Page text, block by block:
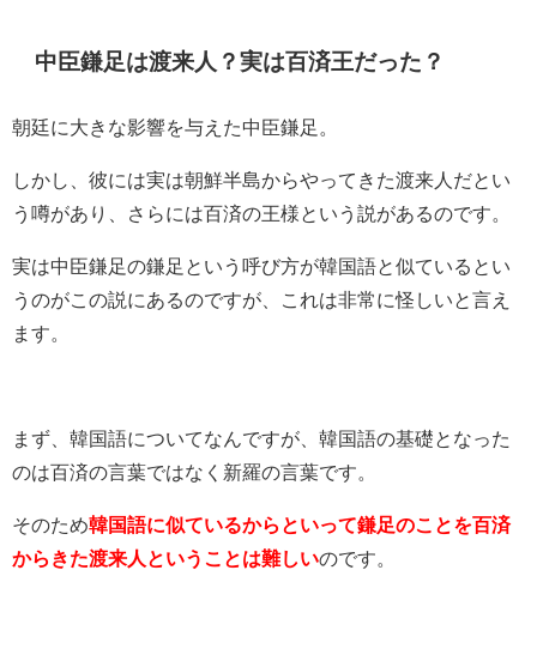
中臣鎌足は渡来人？実は百済王だった？
朝廷に大きな影響を与えた中臣鎌足。
しかし、彼には実は朝鮮半島からやってきた渡来人だとい
う噂があり、さらには百済の王様という説があるのです。
実は中臣鎌足の鎌足という呼び方が韓国語と似ているとい
うのがこの説にあるのですが、これは非常に怪しいと言え
ます。
まず、韓国語についてなんですが、韓国語の基礎となった
のは百済の言葉ではなく新羅の言葉です。
そのため韓国語に似ているからといって鎌足のことを百済
からきた渡来人ということは難しいのです。